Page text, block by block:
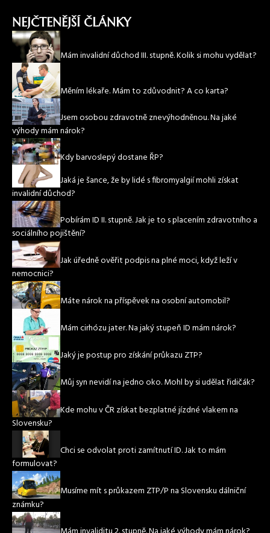
NEJČTENĚJŠÍ ČLÁNKY
Mám invalidní důchod III. stupně. Kolik si mohu vydělat?
Měním lékaře. Mám to zdůvodnit? A co karta?
Jsem osobou zdravotně znevýhodněnou. Na jaké
výhody mám nárok?
Kdy barvoslepý dostane ŘP?
Jaká je šance, že by lidé s fibromyalgií mohli získat
invalidní důchod?
Pobírám ID II. stupně. Jak je to s placením zdravotního a
sociálního pojištění?
Jak úředně ověřit podpis na plné moci, když leží v
nemocnici?
Máte nárok na příspěvek na osobní automobil?
Mám cirhózu jater. Na jaký stupeň ID mám nárok?
Jaký je postup pro získání průkazu ZTP?
Můj syn nevidí na jedno oko. Mohl by si udělat řidičák?
Kde mohu v ČR získat bezplatné jízdné vlakem na
Slovensku?
Chci se odvolat proti zamítnutí ID. Jak to mám
formulovat?
Musíme mít s průkazem ZTP/P na Slovensku dálniční
známku?